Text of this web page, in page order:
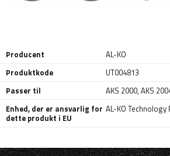
Producent
AL-KO
Produktkode
UT004813
Passer til
AKS 2000,AKS
Enhed, der er ansvarlig for
dette produkt i EU
AL-KO Technology